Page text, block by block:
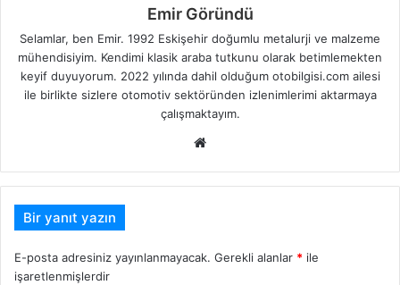
Emir Göründü
Selamlar, ben Emir. 1992 Eskişehir doğumlu metalurji ve malzeme
mühendisiyim. Kendimi klasik araba tutkunu olarak betimlemekten
keyif duyuyorum. 2022 yılında dahil olduğum otobilgisi.com ailesi
ile birlikte sizlere otomotiv sektöründen izlenimlerimi aktarmaya
çalışmaktayım.
Web
Bir yanıt yazın
E-posta adresiniz yayınlanmayacak. Gerekli alanlar * ile
işaretlenmişlerdir